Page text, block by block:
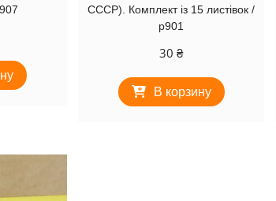
СССР). Комплект із 15 листівок /
р901
30 ₴
В корзину